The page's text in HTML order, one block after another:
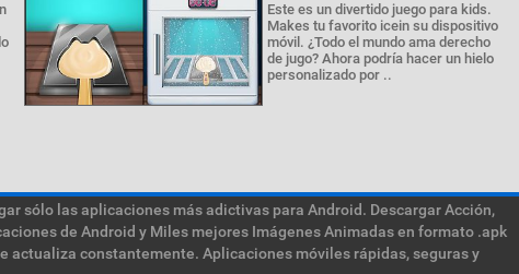
Este es un divertido juego para kids.
Makes tu favorito icein su dispositivo
móvil. ¿Todo el mundo ama derecho
de jugo? Ahora podría hacer un hielo
personalizado por ..
sólo las aplicaciones más adictivas para Android. Descargar Acción,
de Android y Miles mejores Imágenes Animadas en formato .apk
actualiza constantemente. Aplicaciones móviles rápidas, seguras y